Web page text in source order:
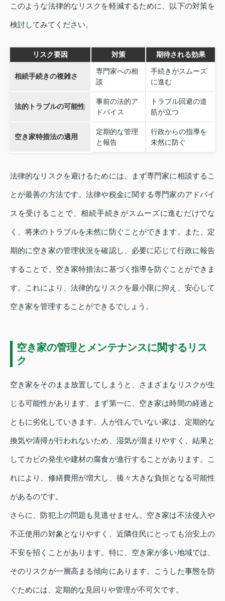
このような法律的なリスクを軽減するために、以下の対策を
検討してみてください。
リスク要因 対策 期待される効果
相続手続きの複雑さ
専門家への相
談
手続きがスムーズ
に進む
法的トラブルの可能性
事前の法的ア
ドバイス
トラブル回避の道
筋が立つ
空き家特措法の適用
定期的な管理
と報告
行政からの指導を
未然に防ぐ
法律的なリスクを避けるためには、まず専門家に相談するこ
とが最善の方法です。法律や税金に関する専門家のアドバイ
スを受けることで、相続手続きがスムーズに進むだけでな
く、将来のトラブルを未然に防ぐことができます。また、定
期的に空き家の管理状況を確認し、必要に応じて行政に報告
することで、空き家特措法に基づく指導を防ぐことができま
す。これにより、法律的なリスクを最小限に抑え、安心して
空き家を管理することができるでしょう。
空き家の管理とメンテナンスに関するリス
ク
空き家をそのまま放置してしまうと、さまざまなリスクが生
じる可能性があります。まず第一に、空き家は時間の経過と
ともに劣化していきます。人が住んでいない家は、定期的な
換気や清掃が行われないため、湿気が溜まりやすく、結果と
してカビの発生や建材の腐食が進行することがあります。こ
れにより、修繕費用が増大し、後々大きな負担となる可能性
があるのです。
さらに、防犯上の問題も見逃せません。空き家は不法侵入や
不正使用の対象となりやすく、近隣住民にとっても治安上の
不安を招くことがあります。特に、空き家が多い地域では、
そのリスクが一層高まる傾向にあります。こうした事態を防
ぐためには、定期的な見回りや管理が不可欠です。